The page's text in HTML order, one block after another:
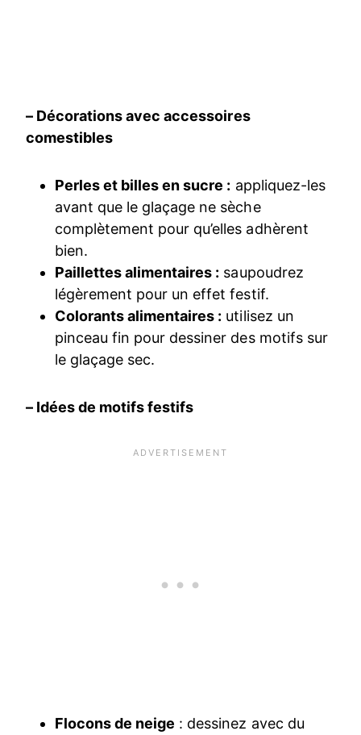
– Décorations avec accessoires
comestibles
Perles et billes en sucre : appliquez-les
avant que le glaçage ne sèche
complètement pour qu’elles adhèrent
bien.
Paillettes alimentaires : saupoudrez
légèrement pour un effet festif.
Colorants alimentaires : utilisez un
pinceau fin pour dessiner des motifs sur
le glaçage sec.
– Idées de motifs festifs
Flocons de neige : dessinez avec du